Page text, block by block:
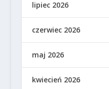
lipiec 2026
czerwiec 2026
maj 2026
kwiecień 2026